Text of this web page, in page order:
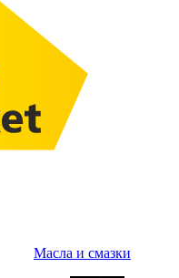
Масла и смазки